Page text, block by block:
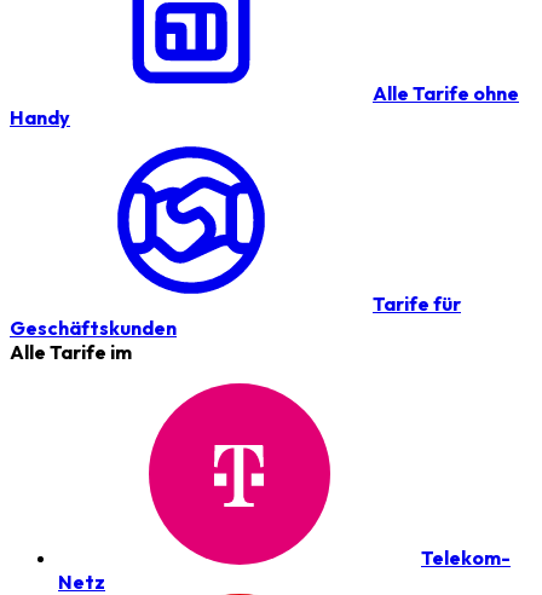
Alle Tarife ohne
Handy
Tarife für
Geschäftskunden
Alle Tarife im
Telekom-
Netz